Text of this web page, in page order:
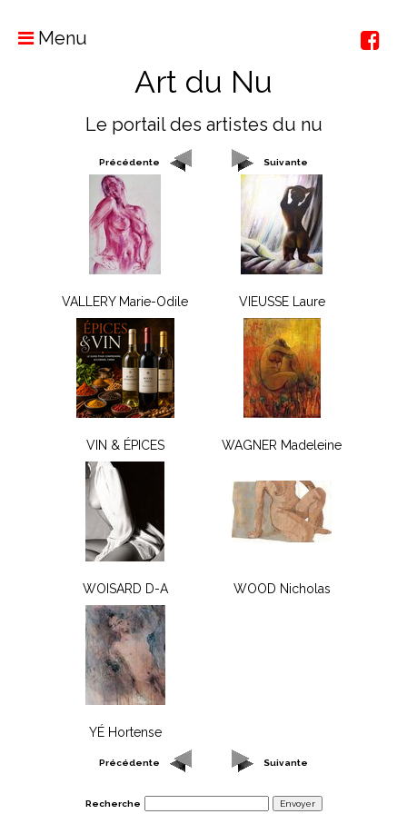
Menu
Art du Nu
Le portail des artistes du nu
Précédente Suivante
VALLERY Marie-Odile VIEUSSE Laure
VIN & ÉPICES WAGNER Madeleine
WOISARD D-A WOOD Nicholas
YÉ Hortense
Précédente Suivante
Recherche